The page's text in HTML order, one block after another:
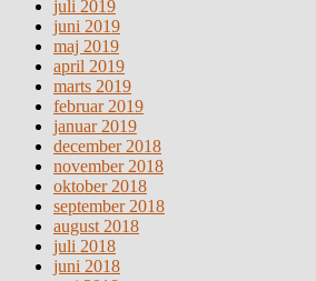
juli 2019
juni 2019
maj 2019
april 2019
marts 2019
februar 2019
januar 2019
december 2018
november 2018
oktober 2018
september 2018
august 2018
juli 2018
juni 2018